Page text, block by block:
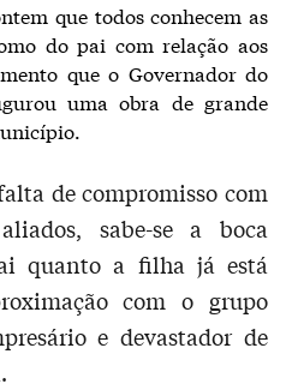
que todos conhecem as
do pai com relação aos
que o Governador do
uma obra de grande
de compromisso com
sabe-se a boca
quanto a filha já está
com o grupo
e devastador de